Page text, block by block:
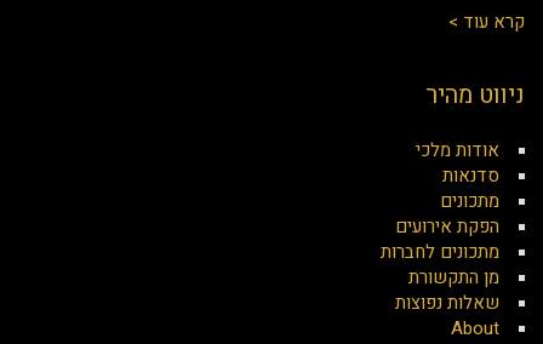
קרא עוד >
ניווט מהיר
אודות מלכי
סדנאות
מתכונים
הפקת אירועים
מתכונים לחברות
מן התקשורת
שאלות נפוצות
About